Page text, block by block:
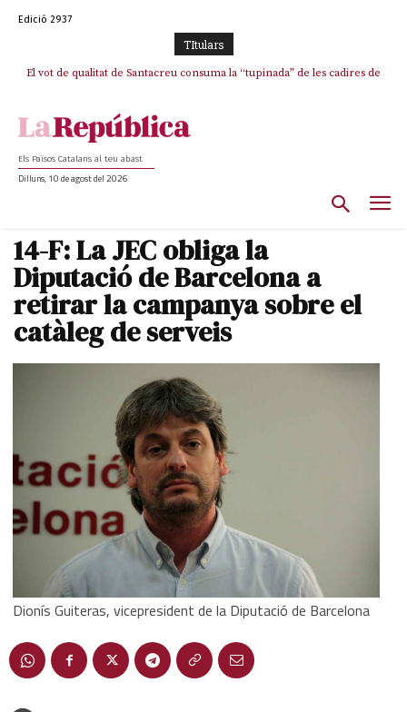
Edició 2937
TItulars
El vot de qualitat de Santacreu consuma la “tupinada” de les cadires de
La mentida de La Vanguardia: “Tres de cada quatre punts del pacte amb
Els Països Catalans al teu abast
Dilluns, 10 de agost del 2026
14-F: La JEC obliga la
Diputació de Barcelona a
retirar la campanya sobre el
catàleg de serveis
Dionís Guiteras, vicepresident de la Diputació de Barcelona